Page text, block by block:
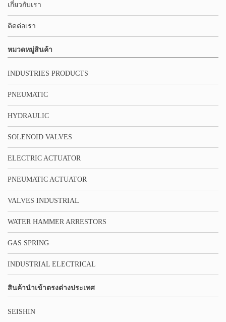
เกี่ยวกับเรา
ติดต่อเรา
หมวดหมู่สินค้า
INDUSTRIES PRODUCTS
PNEUMATIC
HYDRAULIC
SOLENOID VALVES
ELECTRIC ACTUATOR
PNEUMATIC ACTUATOR
VALVES INDUSTRIAL
WATER HAMMER ARRESTORS
GAS SPRING
INDUSTRIAL ELECTRICAL
สินค้านำเข้าตรงต่างประเทศ
SEISHIN